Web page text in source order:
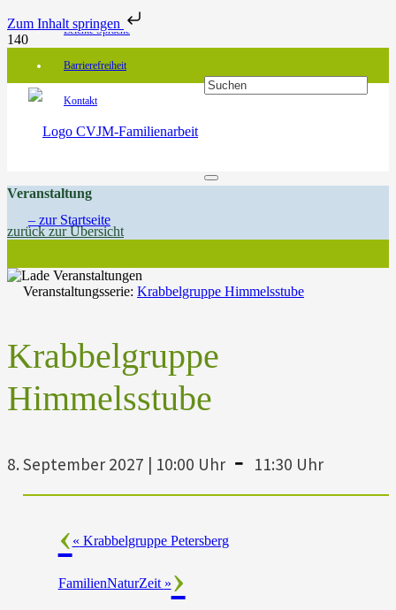
Zum Inhalt springen
Leichte Sprache
Barrierefreiheit
Kontakt
Veranstaltung
zurück zur Übersicht
Veranstaltungsserie: Krabbelgruppe Himmelsstube
Krabbelgruppe
Himmelsstube
8. September 2027 | 10:00 Uhr - 11:30 Uhr
« Krabbelgruppe Petersberg
FamilienNaturZeit »